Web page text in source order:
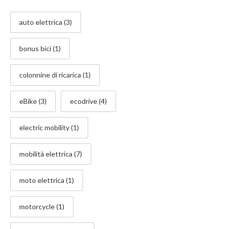
auto elettrica (3)
bonus bici(1)
colonnine di ricarica (1)
eBike(3) ecodrive(4)
electric mobility(1)
mobilità elettrica (7)
moto elettrica (1)
motorcycle(1)